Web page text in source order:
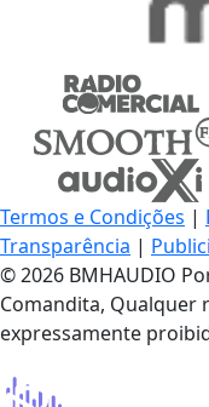
Termos e Condições |
Transparência |
© 2026 BMHAUDIO
Comandita, Qualquer
expressamente